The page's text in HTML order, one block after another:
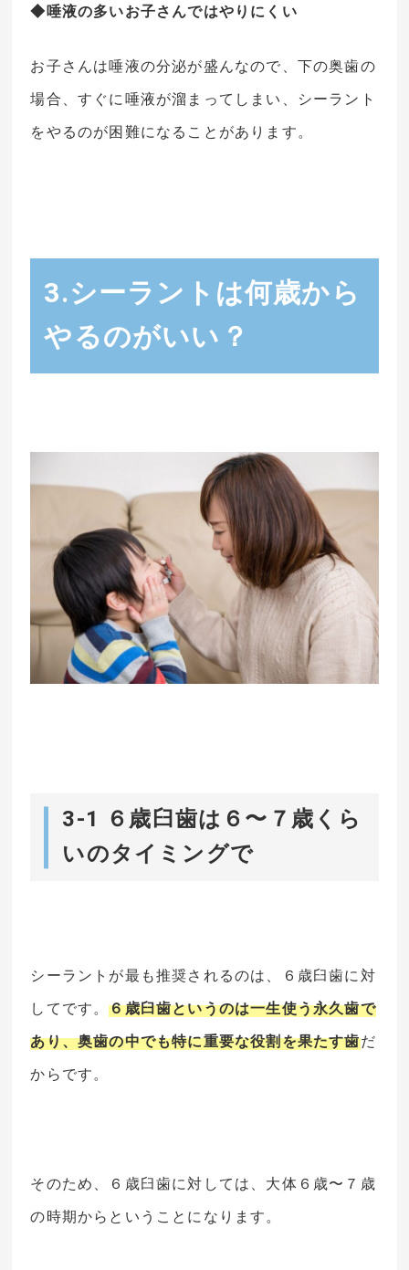
◆唾液の多いお子さんではやりにくい
お子さんは唾液の分泌が盛んなので、下の奥歯の
場合、すぐに唾液が溜まってしまい、シーラント
をやるのが困難になることがあります。
3.シーラントは何歳から
やるのがいい？
3-1 ６歳臼歯は６〜７歳くら
いのタイミングで
シーラントが最も推奨されるのは、６歳臼歯に対
してです。６歳臼歯というのは一生使う永久歯で
あり、奥歯の中でも特に重要な役割を果たす歯だ
からです。
そのため、６歳臼歯に対しては、大体６歳〜７歳
の時期からということになります。